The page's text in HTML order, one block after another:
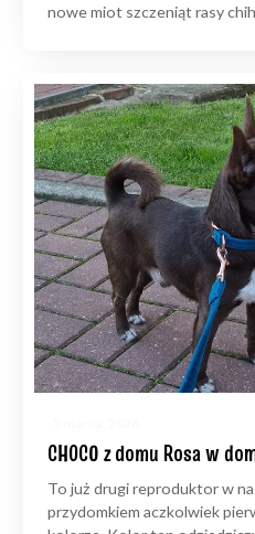
nowe miot szczeniąt rasy
CHOCO z domu Rosa w
To już drugi reproduktor w
przydomkiem aczkolwiek